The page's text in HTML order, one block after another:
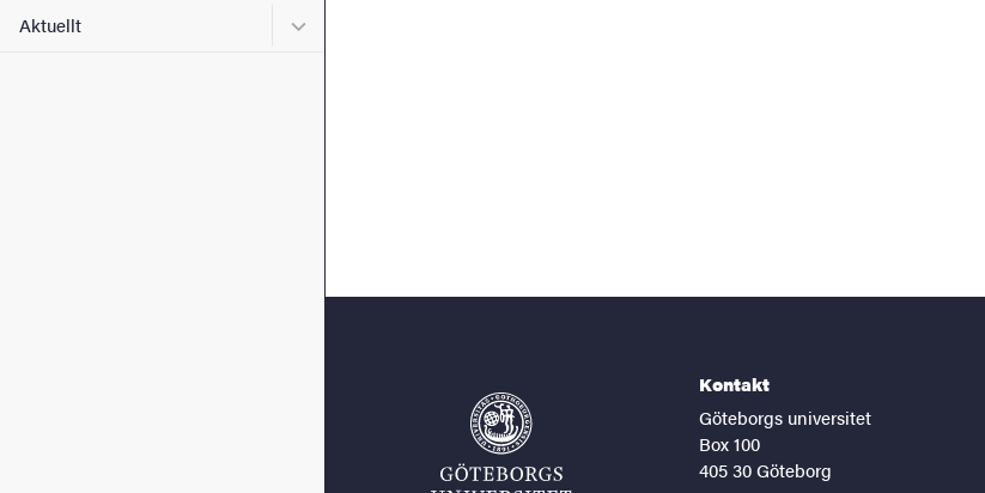
Aktuellt Undermeny för Aktuellt
Kontakt
Göteborgs universitet
Box 100
405 30 Göteborg